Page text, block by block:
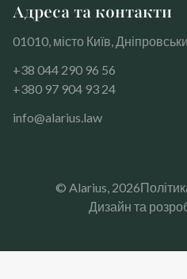
Адреса та контакти
01010, місто Київ,
+38 044 290 96 56
+380 97 904 93 24
info@alarius.law
© Alarius, 2026
Дизайн та